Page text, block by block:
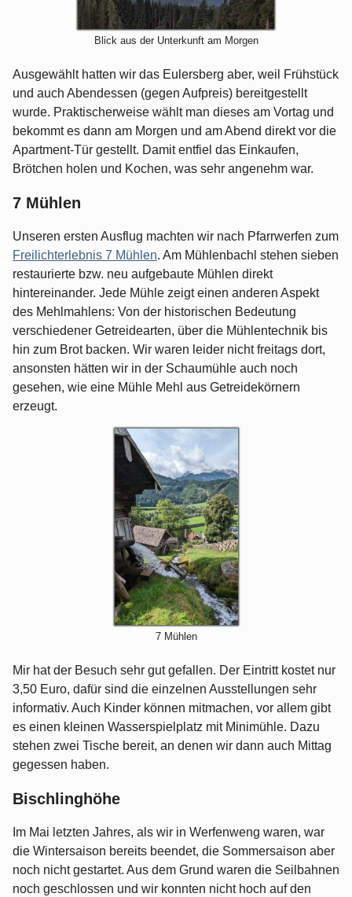
Blick aus der Unterkunft am Morgen
Ausgewählt hatten wir das Eulersberg aber, weil Frühstück
und auch Abendessen (gegen Aufpreis) bereitgestellt
wurde. Praktischerweise wählt man dieses am Vortag und
bekommt es dann am Morgen und am Abend direkt vor die
Apartment-Tür gestellt. Damit entfiel das Einkaufen,
Brötchen holen und Kochen, was sehr angenehm war.
7 Mühlen
Unseren ersten Ausflug machten wir nach Pfarrwerfen zum
Freilichterlebnis 7 Mühlen. Am Mühlenbachl stehen sieben
restaurierte bzw. neu aufgebaute Mühlen direkt
hintereinander. Jede Mühle zeigt einen anderen Aspekt
des Mehlmahlens: Von der historischen Bedeutung
verschiedener Getreidearten, über die Mühlentechnik bis
hin zum Brot backen. Wir waren leider nicht freitags dort,
ansonsten hätten wir in der Schaumühle auch noch
gesehen, wie eine Mühle Mehl aus Getreidekörnern
erzeugt.
7 Mühlen
Mir hat der Besuch sehr gut gefallen. Der Eintritt kostet nur
3,50 Euro, dafür sind die einzelnen Ausstellungen sehr
informativ. Auch Kinder können mitmachen, vor allem gibt
es einen kleinen Wasserspielplatz mit Minimühle. Dazu
stehen zwei Tische bereit, an denen wir dann auch Mittag
gegessen haben.
Bischlinghöhe
Im Mai letzten Jahres, als wir in Werfenweng waren, war
die Wintersaison bereits beendet, die Sommersaison aber
noch nicht gestartet. Aus dem Grund waren die Seilbahnen
noch geschlossen und wir konnten nicht hoch auf den